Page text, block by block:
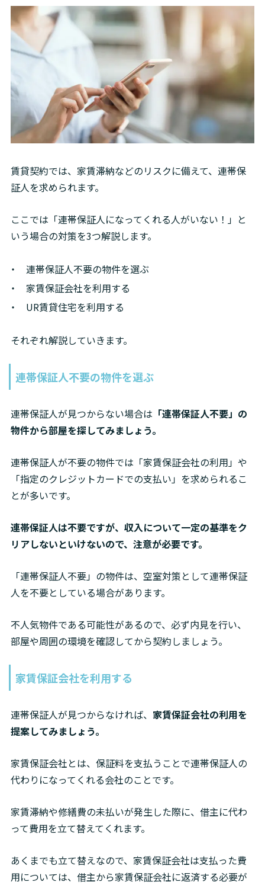
賃貸契約では、家賃滞納などのリスクに備えて、連帯保
証人を求められます。
ここでは「連帯保証人になってくれる人がいない！」と
いう場合の対策を3つ解説します。
連帯保証人不要の物件を選ぶ
家賃保証会社を利用する
UR賃貸住宅を利用する
それぞれ解説していきます。
連帯保証人不要の物件を選ぶ
連帯保証人が見つからない場合は 「連帯保証人不要」の
物件から部屋を探してみましょう。
連帯保証人が不要の物件では「家賃保証会社の利用」や
「指定のクレジットカードでの支払い」を求められるこ
とが多いです。
連帯保証人は不要ですが、収入について一定の基準をク
リアしないといけないので、注意が必要です。
「連帯保証人不要」の物件は、空室対策として連帯保証
人を不要としている場合があります。
不人気物件である可能性があるので、必ず内見を行い、
部屋や周囲の環境を確認してから契約しましょう。
家賃保証会社を利用する
連帯保証人が見つからなければ、 家賃保証会社の利用を
提案してみましょう。
家賃保証会社とは、保証料を支払うことで連帯保証人の
代わりになってくれる会社のことです。
家賃滞納や修繕費の未払いが発生した際に、借主に代わ
って費用を立て替えてくれます。
あくまでも立て替えなので、家賃保証会社は支払った費
用については、借主から家賃保証会社に返済する必要が